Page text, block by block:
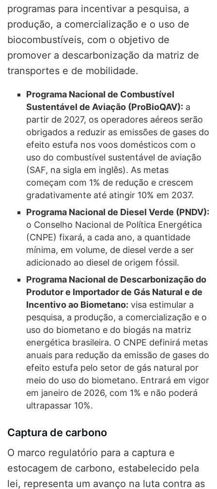
programas para incentivar a pesquisa, a
produção, a comercialização e o uso de
biocombustíveis, com o objetivo de
promover a descarbonização da matriz de
transportes e de mobilidade.
Programa Nacional de Combustível
Sustentável de Aviação (ProBioQAV): a
partir de 2027, os operadores aéreos serão
obrigados a reduzir as emissões de gases do
efeito estufa nos voos domésticos com o
uso do combustível sustentável de aviação
(SAF, na sigla em inglês). As metas
começam com 1% de redução e crescem
gradativamente até atingir 10% em 2037.
Programa Nacional de Diesel Verde (PNDV):
o Conselho Nacional de Política Energética
(CNPE) fixará, a cada ano, a quantidade
mínima, em volume, de diesel verde a ser
adicionado ao diesel de origem fóssil.
Programa Nacional de Descarbonização do
Produtor e Importador de Gás Natural e de
Incentivo ao Biometano: visa estimular a
pesquisa, a produção, a comercialização e o
uso do biometano e do biogás na matriz
energética brasileira. O CNPE definirá metas
anuais para redução da emissão de gases do
efeito estufa pelo setor de gás natural por
meio do uso do biometano. Entrará em vigor
em janeiro de 2026, com 1% e não poderá
ultrapassar 10%.
Captura de carbono
O marco regulatório para a captura e
estocagem de carbono, estabelecido pela
lei, representa um avanço na luta contra as